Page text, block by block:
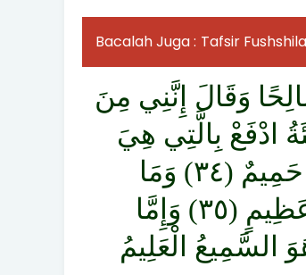
Bacalah Juga : Tafsir
وَقَالَ إِنَّنِي مِنَ
ادْفَعْ بِالَّتِي هِيَ
أَحْسَنُ فَإِذَا الَّذِي بَيْنَكَ وَبَيْنَهُ عَدَاوَةٌ كَأَنَّهُ وَلِيٌّ حَمِيمٌ (٣٤) وَمَا
يُلَقَّاهَا إِلا الَّذِينَ صَبَرُوا وَمَا يُلَقَّاهَا إِلا ذُو حَظٍّ عَظِيمٍ (٣٥) وَإِمَّا
السَّمِيعُ الْعَلِيمُ